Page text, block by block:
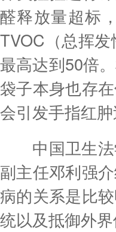
醛释放量超标
TVOC（总挥
最高达到50倍
袋子本身也存
会引发手指红
中国卫生法
副主任邓利强
病的关系是比
统以及抵御外